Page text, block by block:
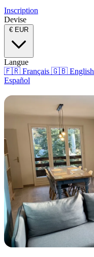
Inscription
Devise
€ EUR
Langue
🇫🇷 Français 🇬🇧 English
Español